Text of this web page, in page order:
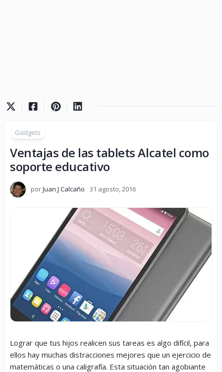
Gadgets
Ventajas de las tablets Alcatel como
soporte educativo
porJuan J Calcaño 31 agosto, 2016
Lograr que tus hijos realicen sus tareas es algo difícil, para
ellos hay muchas distracciones mejores que un ejercicio de
matemáticas o una caligrafía. Esta situación tan agobiante